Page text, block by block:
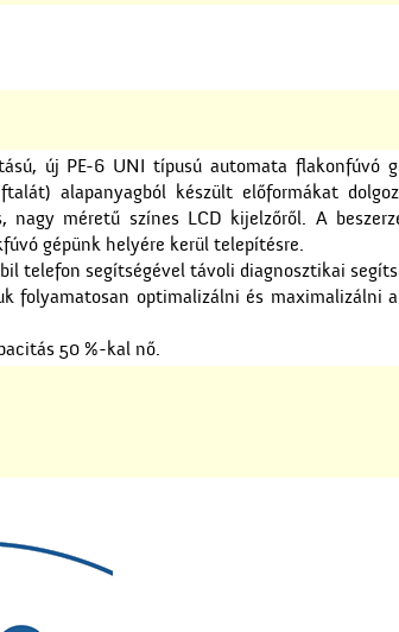
új PE-6 UNI típusú automata flakonfúvó
alapanyagból készült előformákat
nagy méretű színes LCD kijelzőről. A
gépünk helyére kerül telepítésre.
telefon segítségével távoli diagnosztikai
folyamatosan optimalizálni és maximalizálni
50 %-kal nő.